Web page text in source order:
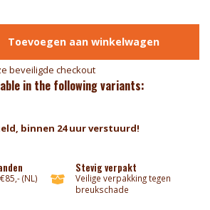
Toevoegen aan winkelwagen
beveiligde checkout
in the following variants:
binnen 24 uur verstuurd!
(NL)
Stevig verpakt
Veilige verpakking tegen
breukschade